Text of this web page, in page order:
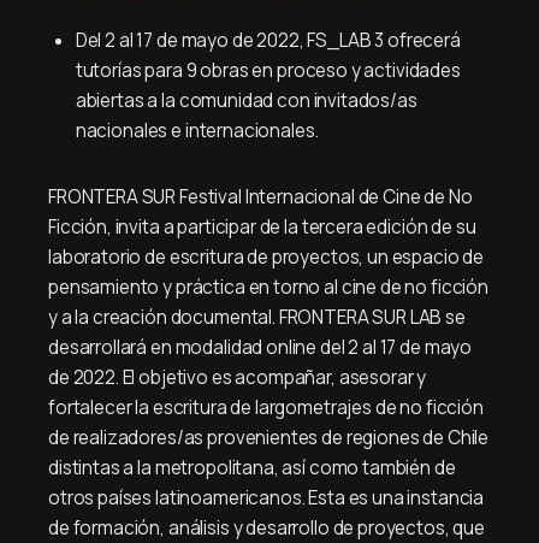
Del 2 al 17 de mayo de 2022, FS_LAB 3 ofrecerá
tutorías para 9 obras en proceso y actividades
abiertas a la comunidad con invitados/as
nacionales e internacionales.
FRONTERA SUR Festival Internacional de Cine de No
Ficción, invita a participar de la tercera edición de su
laboratorio de escritura de proyectos, un espacio de
pensamiento y práctica en torno al cine de no ficción
y a la creación documental. FRONTERA SUR LAB se
desarrollará en modalidad online del 2 al 17 de mayo
de 2022. El objetivo es acompañar, asesorar y
fortalecer la escritura de largometrajes de no ficción
de realizadores/as provenientes de regiones de Chile
distintas a la metropolitana, así como también de
otros países latinoamericanos. Esta es una instancia
de formación, análisis y desarrollo de proyectos, que